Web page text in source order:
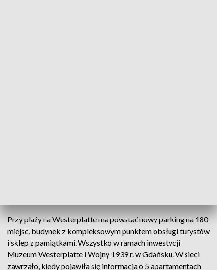
Przy plaży na Westerplatte ma powstać nowy parking na 180
miejsc, budynek z kompleksowym punktem obsługi turystów
i sklep z pamiątkami. Wszystko w ramach inwestycji
Muzeum Westerplatte i Wojny 1939 r. w Gdańsku. W sieci
zawrzało, kiedy pojawiła się informacja o 5 apartamentach